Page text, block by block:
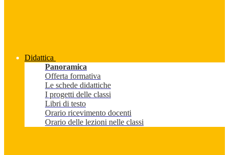
Didattica
Panoramica
Offerta formativa
Le schede didattiche
I progetti delle classi
Libri di testo
Orario ricevimento docenti
Orario delle lezioni nelle classi